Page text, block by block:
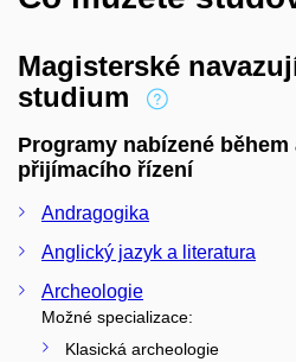
Magisterské
studium
Programy nabízené
přijímacího řízení
Andragogika
Anglický jazyk a literatura
Archeologie
Možné specializace:
Klasická archeologie